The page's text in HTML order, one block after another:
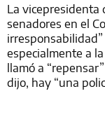
La vicepresidenta
senadores en el
especialmente a
llamó a
dijo, hay “una